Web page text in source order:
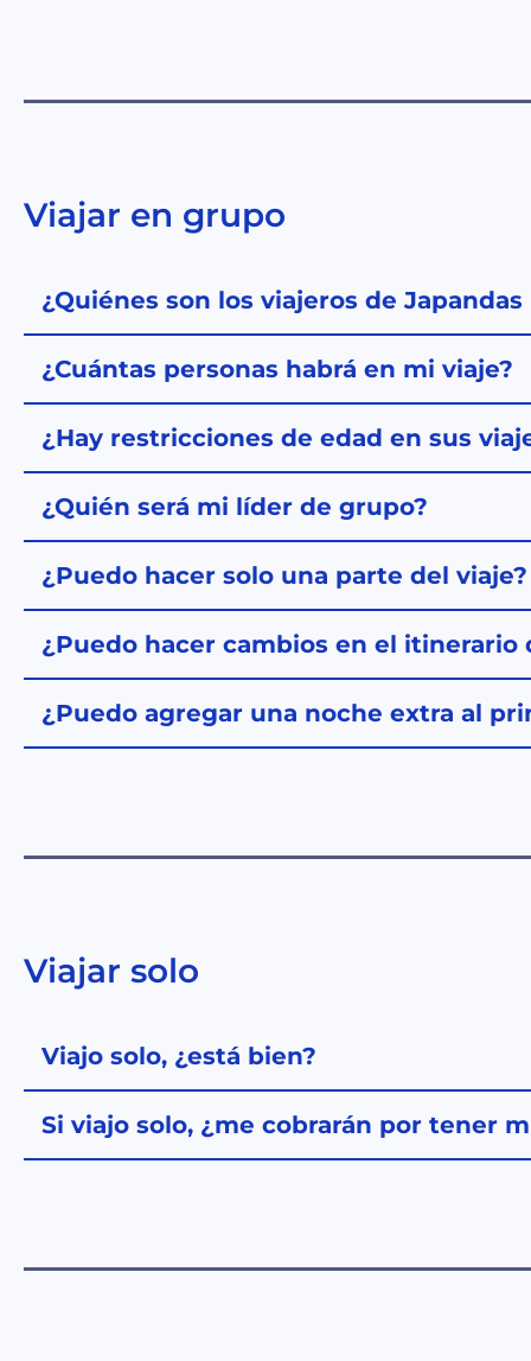
Viajar en grupo
¿Quiénes son los viajeros de Japandas
¿Cuántas personas habrá en mi viaje?
¿Hay restricciones de edad en sus
¿Quién será mi líder de grupo?
¿Puedo hacer solo una parte del viaje?
¿Puedo hacer cambios en el
¿Puedo agregar una noche extra al
Viajar solo
Viajo solo, ¿está bien?
Si viajo solo, ¿me cobrarán por tener